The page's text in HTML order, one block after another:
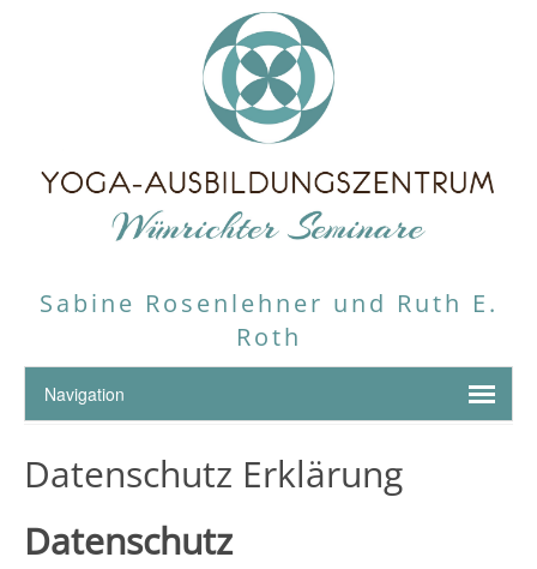
Sabine Rosenlehner und Ruth E.
Roth
Datenschutz Erklärung
Datenschutz